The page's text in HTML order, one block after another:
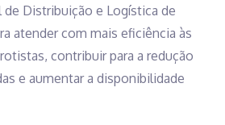
de Distribuição e Logística de
atender com mais eficiência às
contribuir para a redução
e aumentar a disponibilidade